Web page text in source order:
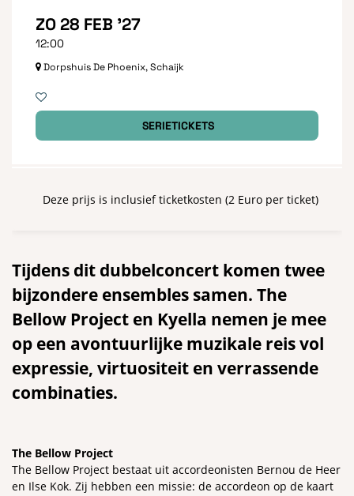
ZO 28 FEB '27
12:00
Dorpshuis De Phoenix, Schaijk
SERIETICKETS
Deze prijs is inclusief ticketkosten (2 Euro per ticket)
Tijdens dit dubbelconcert komen twee
bijzondere ensembles samen. The
Bellow Project en Kyella nemen je mee
op een avontuurlijke muzikale reis vol
expressie, virtuositeit en verrassende
combinaties.
The Bellow Project
The Bellow Project bestaat uit accordeonisten Bernou de Heer
en Ilse Kok. Zij hebben een missie: de accordeon op de kaart